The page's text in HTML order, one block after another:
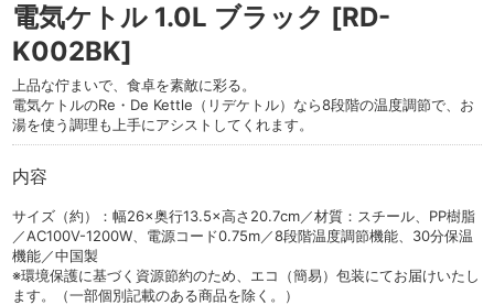
電気ケトル 1.0L ブラック [RD-
K002BK]
上品な佇まいで、食卓を素敵に彩る。
電気ケトルのRe・De Kettle（リデケトル）なら8段階の温度調節で、お
湯を使う調理も上手にアシストしてくれます。
内容
サイズ（約）：幅26×奥行13.5×高さ20.7cm／材質：スチール、PP樹脂
／AC100V-1200W、電源コード0.75m／8段階温度調節機能、30分保温
機能／中国製
※環境保護に基づく資源節約のため、エコ（簡易）包装にてお届けいたし
ます。（一部個別記載のある商品を除く。）